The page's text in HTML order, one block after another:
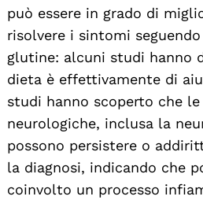
può essere in grado di
risolvere i sintomi
glutine: alcuni studi hanno
dieta è effettivamente di
studi hanno scoperto che
neurologiche, inclusa la
possono persistere o
la diagnosi, indicando che
coinvolto un processo